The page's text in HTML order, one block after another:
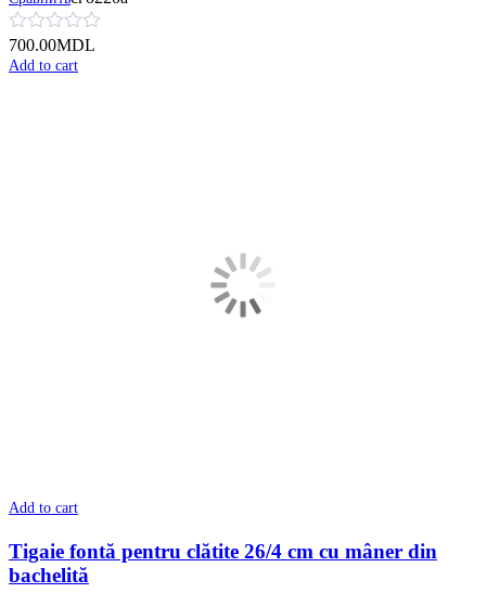
700.00MDL
Add to cart
Add to cart
Tigaie fontă pentru clătite 26/4 cm cu mâner din
bachelită